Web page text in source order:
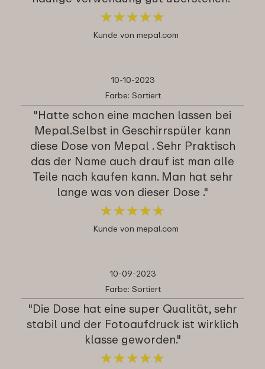
★★★★★
★★★★★
Kunde von mepal.com
10-10-2023
Farbe: Sortiert
"Hatte schon eine machen lassen bei
Mepal.Selbst in Geschirrspüler kann
diese Dose von Mepal . Sehr Praktisch
das der Name auch drauf ist man alle
Teile nach kaufen kann. Man hat sehr
lange was von dieser Dose ."
★★★★★
★★★★★
Kunde von mepal.com
10-09-2023
Farbe: Sortiert
"Die Dose hat eine super Qualität, sehr
stabil und der Fotoaufdruck ist wirklich
klasse geworden."
★★★★★
★★★★★